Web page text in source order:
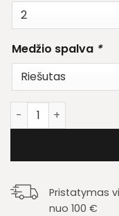
Medžio spalva *
produkto kiekis:
Pristatymas
nuo 100 €